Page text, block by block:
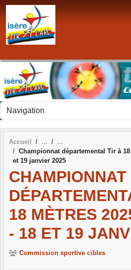
Accueil
Championnat départemental Tir à
et 19 janvier 2025
CHAMPIONNAT
18 MÈTRES
- 18 ET 19
Commission sportive cibles
Panneau de gestion des cookies